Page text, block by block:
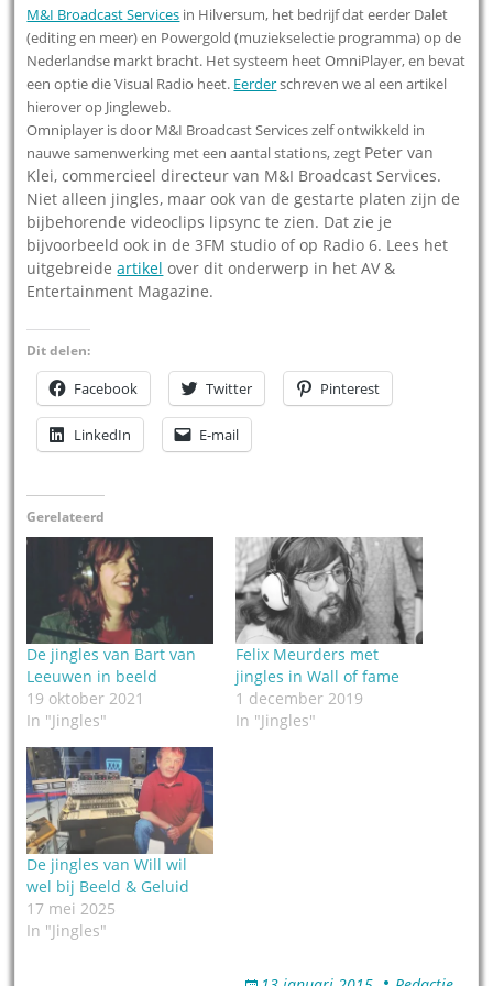
M&I Broadcast Services in Hilversum, het bedrijf dat eerder Dalet
(editing en meer) en Powergold (muziekselectie programma) op de
Nederlandse markt bracht. Het systeem heet OmniPlayer, en bevat
een optie die Visual Radio heet. Eerderschreven we al een artikel
hierover op Jingleweb.
Omniplayer is door M&I Broadcast Services zelf ontwikkeld in
nauwe samenwerking met een aantal stations, zegt Peter van
Klei, commercieel directeur van M&I Broadcast Services.
Niet alleen jingles, maar ook van de gestarte platen zijn de
bijbehorende videoclips lipsync te zien. Dat zie je
bijvoorbeeld ook in de 3FM studio of op Radio 6. Lees het
uitgebreideartikel over dit onderwerp in het AV &
Entertainment Magazine.
Dit delen:
Facebook Twitter Pinterest
LinkedIn E-mail
Gerelateerd
De jingles van Bart van
Leeuwen in beeld
19 oktober 2021
In "Jingles"
Felix Meurders met
jingles in Wall of fame
1 december 2019
In "Jingles"
De jingles van Will wil
wel bij Beeld & Geluid
17 mei 2025
In "Jingles"